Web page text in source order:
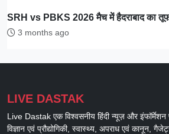
SRH vs PBKS 2026 मैच में हैदराबाद का
3 months ago
LIVE DASTAK
Live Dastak एक विश्वसनीय हिंदी न्यूज़ और इंफॉर्मेशन
विज्ञान एवं प्रौद्योगिकी, स्वास्थ्य, अपराध एवं कानून,